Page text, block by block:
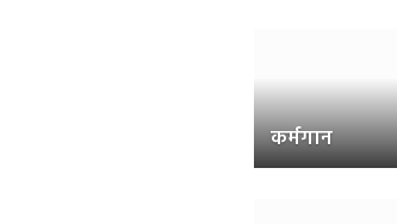
कर्मगान